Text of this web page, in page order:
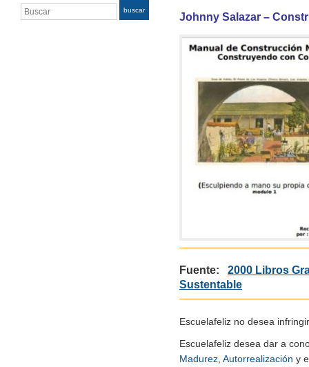
Buscar buscar
Johnny Salazar –
Fuente: 2000 Libros
Sustentable
Escuelafeliz no desea
Escuelafeliz desea dar a
Madurez Autorrealización y